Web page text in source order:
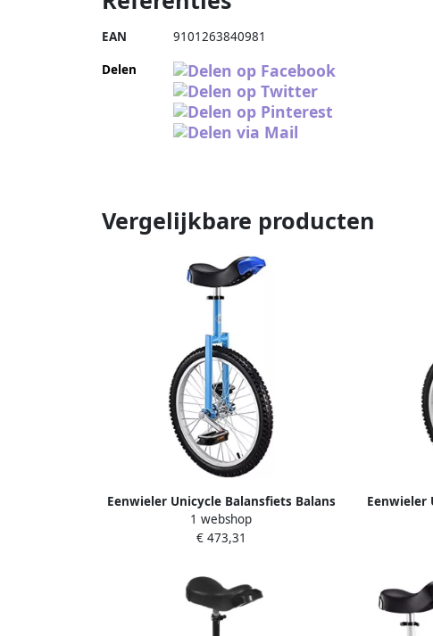
EAN 9101263840981
Delen
Vergelijkbare producten
Eenwieler Unicycle Balansfiets Balans
Oefenen Verstelbare Zitting 20 inch
Blauw
1 webshop
€ 473,31
Eenwieler
Verstelbare